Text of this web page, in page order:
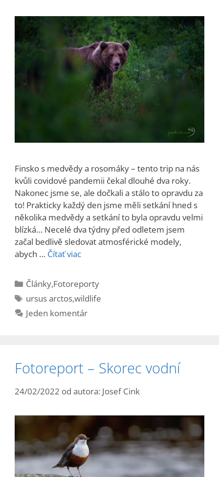
Finsko s medvědy a rosomáky – tento trip na nás
kvůli covidové pandemii čekal dlouhé dva roky.
Nakonec jsme se, ale dočkali a stálo to opravdu za
to! Prakticky každý den jsme měli setkání hned s
několika medvědy a setkání to byla opravdu velmi
blízká… Necelé dva týdny před odletem jsem
začal bedlivě sledovat atmosférické modely,
abych … Čítať viac
Kategórie
Články,Fotoreporty
Značky
ursus arctos,wildlife
Jeden komentár
Fotoreport – Skorec vodní
24/02/2022 od autora: Josef Cink